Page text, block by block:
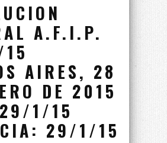
A.F.I.P.
AIRES, 28
DE 2015
1/15
29/1/15